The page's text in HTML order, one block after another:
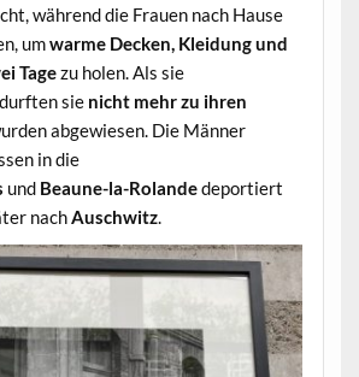
während die Frauen nach Hause
umwarme Decken, Kleidung und
Tagezu holen. Als sie
sie nicht mehr zu ihren
abgewiesen. Die Männer
in die
und Beaune-la-Rolandedeportiert
nach Auschwitz.